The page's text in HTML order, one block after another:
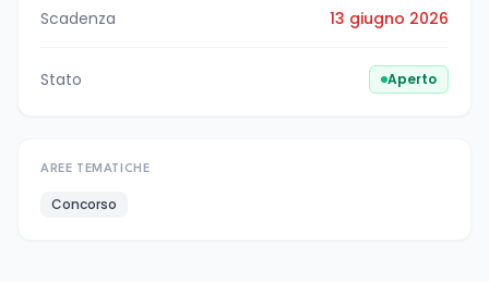
Scadenza
13 giugno 2026
Stato Aperto
AREE TEMATICHE
Concorso